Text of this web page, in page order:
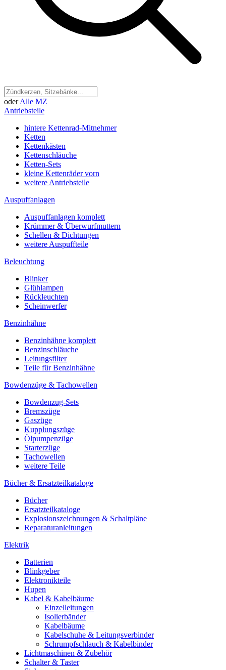
oder Alle MZ
Antriebsteile
hintere Kettenrad-Mitnehmer
Ketten
Kettenkästen
Kettenschläuche
Ketten-Sets
kleine Kettenräder vorn
weitere Antriebsteile
Auspuffanlagen
Auspuffanlagen komplett
Krümmer & Überwurfmuttern
Schellen & Dichtungen
weitere Auspuffteile
Beleuchtung
Blinker
Glühlampen
Rückleuchten
Scheinwerfer
Benzinhähne
Benzinhähne komplett
Benzinschläuche
Leitungsfilter
Teile für Benzinhähne
Bowdenzüge & Tachowellen
Bowdenzug-Sets
Bremszüge
Gaszüge
Kupplungszüge
Ölpumpenzüge
Starterzüge
Tachowellen
weitere Teile
Bücher & Ersatzteilkataloge
Bücher
Ersatzteilkataloge
Explosionszeichnungen & Schaltpläne
Reparaturanleitungen
Elektrik
Batterien
Blinkgeber
Elektronikteile
Hupen
Kabel & Kabelbäume
Einzelleitungen
Isolierbänder
Kabelbäume
Kabelschuhe & Leitungsverbinder
Schrumpfschlauch & Kabelbinder
Lichtmaschinen & Zubehör
Schalter & Taster